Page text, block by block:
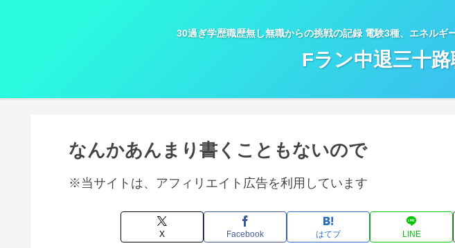
30過ぎ学歴職歴無し無職からの挑戦の記録 電験3種、エネル
Fラン中退三十
なんかあんまり書くこともないので
※当サイトは、アフィリエイト広告を利用しています
X Facebook はてブ LINE